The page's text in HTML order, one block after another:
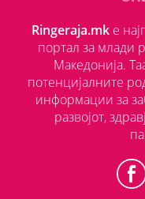
Ringeraja.mk е
портал за млади
Македонија.
потенцијалните
информации за
развојот,